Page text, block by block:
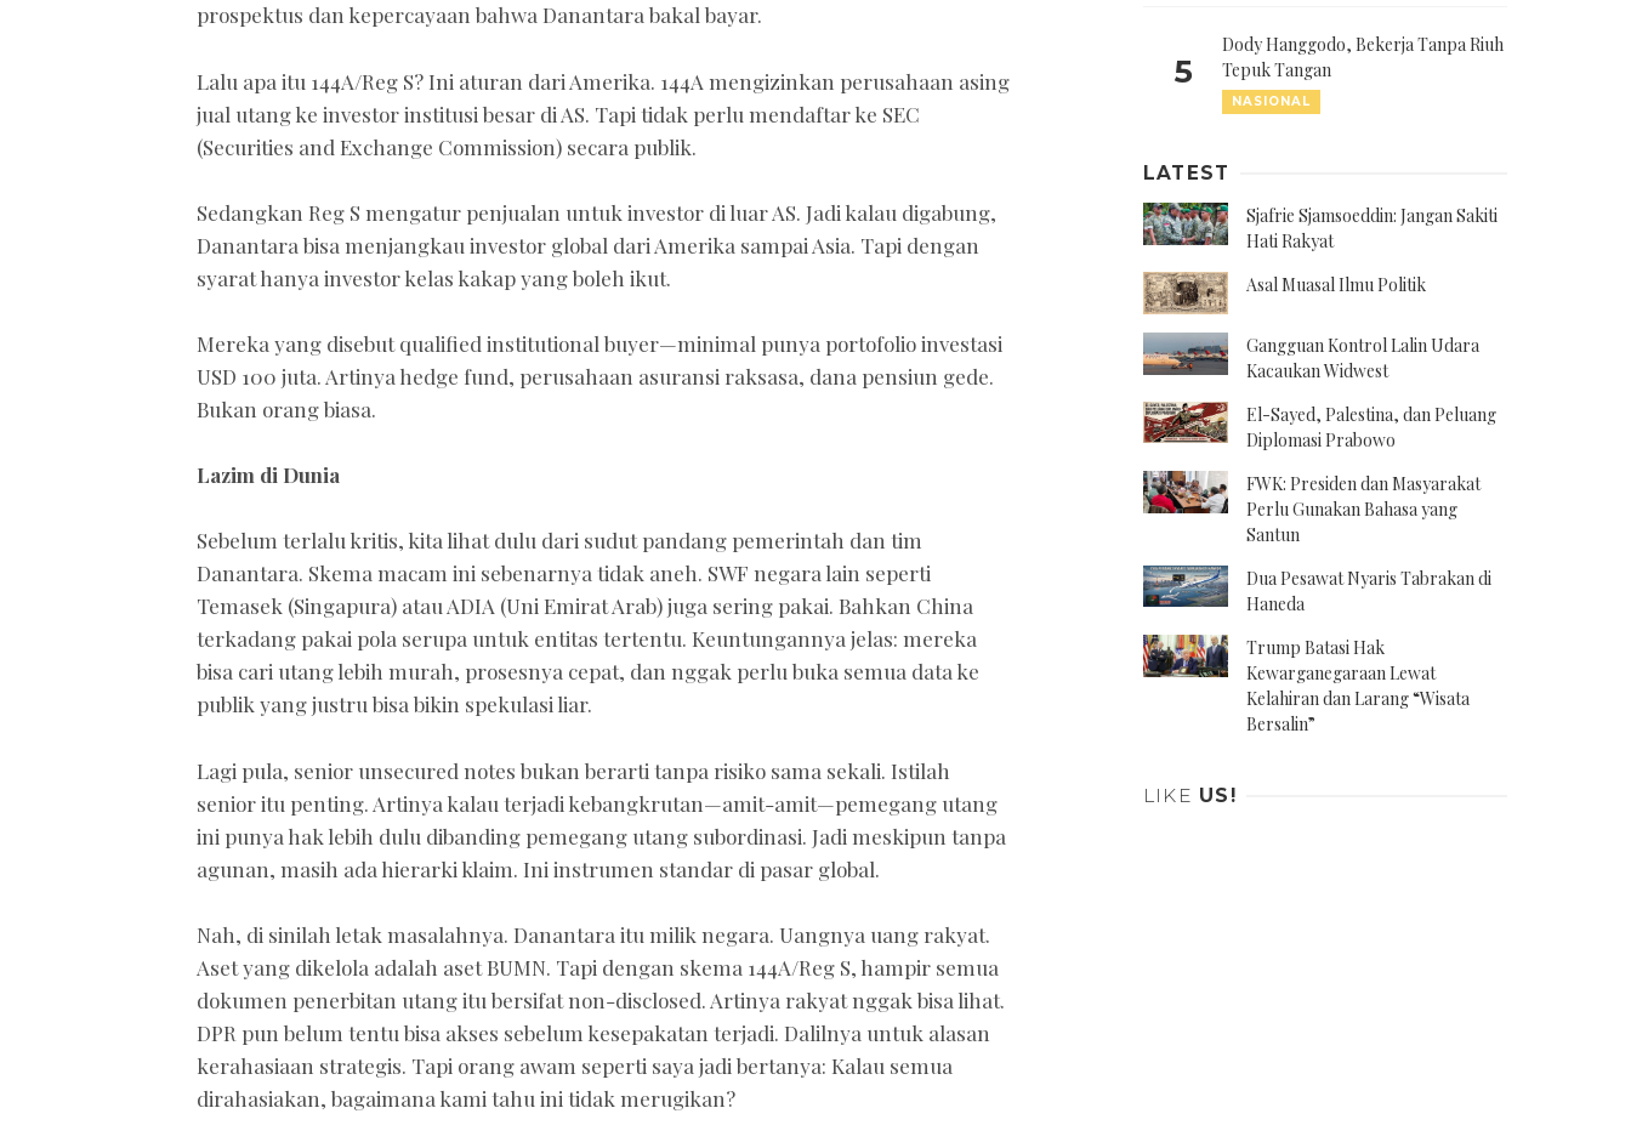
prospektus dan kepercayaan bahwa Danantara bakal bayar.
Lalu apa itu 144A/Reg S? Ini aturan dari Amerika. 144A mengizinkan perusahaan asing
jual utang ke investor institusi besar di AS. Tapi tidak perlu mendaftar ke SEC
(Securities and Exchange Commission) secara publik.
Sedangkan Reg S mengatur penjualan untuk investor di luar AS. Jadi kalau digabung,
Danantara bisa menjangkau investor global dari Amerika sampai Asia. Tapi dengan
syarat hanya investor kelas kakap yang boleh ikut.
Mereka yang disebut qualified institutional buyer—minimal punya portofolio investasi
USD 100 juta. Artinya hedge fund, perusahaan asuransi raksasa, dana pensiun gede.
Bukan orang biasa.
Lazim di Dunia
Sebelum terlalu kritis, kita lihat dulu dari sudut pandang pemerintah dan tim
Danantara. Skema macam ini sebenarnya tidak aneh. SWF negara lain seperti
Temasek (Singapura) atau ADIA (Uni Emirat Arab) juga sering pakai. Bahkan China
terkadang pakai pola serupa untuk entitas tertentu. Keuntungannya jelas: mereka
bisa cari utang lebih murah, prosesnya cepat, dan nggak perlu buka semua data ke
publik yang justru bisa bikin spekulasi liar.
Lagi pula, senior unsecured notes bukan berarti tanpa risiko sama sekali. Istilah
senior itu penting. Artinya kalau terjadi kebangkrutan—amit-amit—pemegang utang
ini punya hak lebih dulu dibanding pemegang utang subordinasi. Jadi meskipun tanpa
agunan, masih ada hierarki klaim. Ini instrumen standar di pasar global.
Nah, di sinilah letak masalahnya. Danantara itu milik negara. Uangnya uang rakyat.
Aset yang dikelola adalah aset BUMN. Tapi dengan skema 144A/Reg S, hampir semua
dokumen penerbitan utang itu bersifat non-disclosed. Artinya rakyat nggak bisa lihat.
DPR pun belum tentu bisa akses sebelum kesepakatan terjadi. Dalilnya untuk alasan
kerahasiaan strategis. Tapi orang awam seperti saya jadi bertanya: Kalau semua
dirahasiakan, bagaimana kami tahu ini tidak merugikan?
5
Dody Hanggodo, Bekerja Tanpa Riuh
Tepuk Tangan
NASIONAL
LATEST
Sjafrie Sjamsoeddin: Jangan Sakiti
Hati Rakyat
Asal Muasal Ilmu Politik
Gangguan Kontrol Lalin Udara
Kacaukan Widwest
El-Sayed, Palestina, dan Peluang
Diplomasi Prabowo
FWK: Presiden dan Masyarakat
Perlu Gunakan Bahasa yang
Santun
Dua Pesawat Nyaris Tabrakan di
Haneda
Trump Batasi Hak
Kewarganegaraan Lewat
Kelahiran dan Larang “Wisata
Bersalin”
LIKE US!